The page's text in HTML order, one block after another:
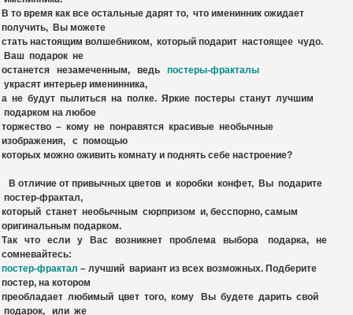
В то время как все остальные дарят то, что именинник ожидает
получить, Вы можете
стать настоящим волшебником, который подарит настоящее чудо.
Ваш подарок не
останется незамеченным, ведь
постеры-фракталы
украсят интерьер именинника,
а не будут пылиться на полке. Яркие постеры станут лучшим
подарком на любое
торжество – кому не понравятся красивые необычные
изображения, с помощью
которых можно оживить комнату и поднять себе настроение?
В отличие от привычных цветов и коробки конфет, Вы подарите
постер-фрактал,
который станет необычным сюрпризом и, бесспорно, самым
оригинальным подарком.
Так что если у Вас возникнет проблема выбора подарка, не
сомневайтесь:
постер-фрактал – лучший вариант из всех возможных. Подберите
постер, на котором
преобладает любимый цвет того, кому Вы будете дарить свой
подарок, или же